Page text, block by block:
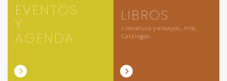
EVENTOS
Y
AGENDA
LIBROS
Literatura y ensayos, Arte,
Catálogos